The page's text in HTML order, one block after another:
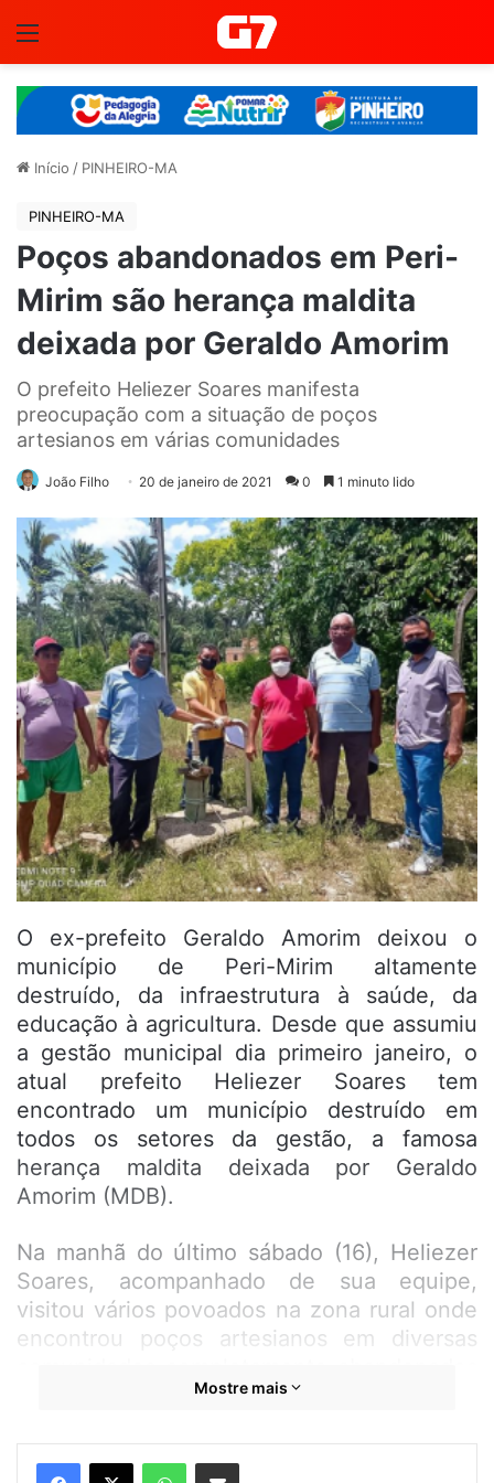
Início / PINHEIRO-MA
PINHEIRO-MA
Poços abandonados em Peri-
Mirim são herança maldita
deixada por Geraldo Amorim
O prefeito Heliezer Soares manifesta
preocupação com a situação de poços
artesianos em várias comunidades
João Filho 20 de janeiro de 2021 0 1 minuto lido
O ex-prefeito Geraldo Amorim deixou o
município de Peri-Mirim altamente
destruído, da infraestrutura à saúde, da
educação à agricultura. Desde que assumiu
a gestão municipal dia primeiro janeiro, o
atual prefeito Heliezer Soares tem
encontrado um município destruído em
todos os setores da gestão, a famosa
herança maldita deixada por Geraldo
Amorim (MDB).
Na manhã do último sábado (16), Heliezer
Soares, acompanhado de sua equipe,
visitou vários povoados na zona rural onde
encontrou poços artesianos em diversas
pela gestão passada. O prefeito Heliezer
e se comprometeu buscar soluções.
Mostre mais